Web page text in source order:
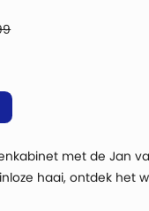
met de Jan
haai, ontdek het
magische spiegel en